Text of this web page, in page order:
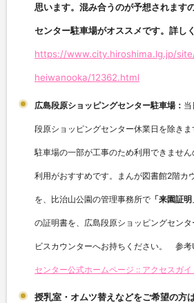
思います。混み合うのが予想されます
センター駐車場がオススメです。詳し
https://www.city.hiroshima.lg.jp/
heiwanooka/12362.html
広島段原ショッピングセンター駐車場： 当
段原ショッピングセンター休業日を除きま
駐車場の一部が工事のため利用できません
利用がおすすめです。まんが図書館2階カ
を、比治山公園の管理事務所で 「来園証明
の証明書を、 広島段原ショッピングセンタ
ビスカウンターへお持ちください。 参考
センター公式ホームページ :: アクセスガ
授乳室・オムツ替えなどをご希望の方